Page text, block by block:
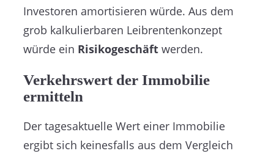
Investoren amortisieren würde. Aus dem
grob kalkulierbaren Leibrentenkonzept
würde ein Risikogeschäft werden.
Verkehrswert der Immobilie
ermitteln
Der tagesaktuelle Wert einer Immobilie
ergibt sich keinesfalls aus dem Vergleich